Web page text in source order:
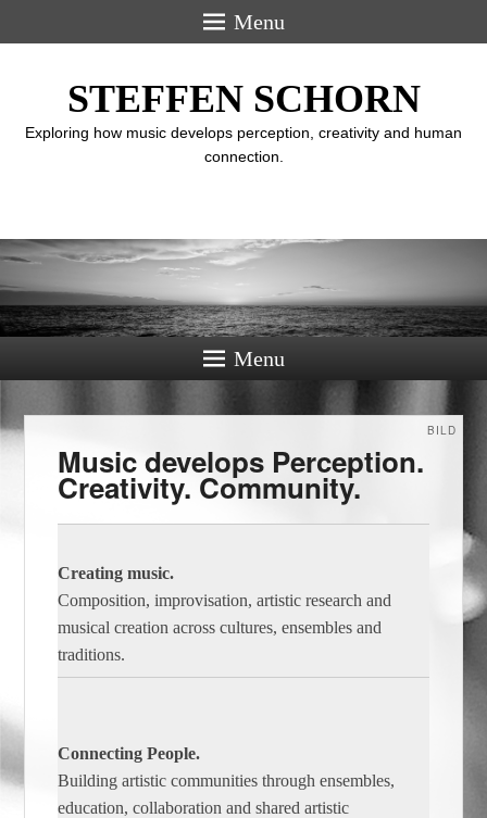
Menu
STEFFEN SCHORN
Exploring how music develops perception, creativity and human
connection.
Menu
Music develops Perception.
Creativity. Community.
BILD
Creating music.
Composition, improvisation, artistic research and
musical creation across cultures, ensembles and
traditions.
Connecting People.
Building artistic communities through ensembles,
education, collaboration and shared artistic